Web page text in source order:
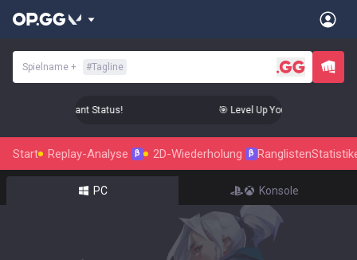
Spielname + #Tagline
Aim to Radiant Status! 🎯 Level Up Your Aim to Radiant
Start Replay-Analyse β 2D-Wiederholung β Ranglisten
PC Konsole